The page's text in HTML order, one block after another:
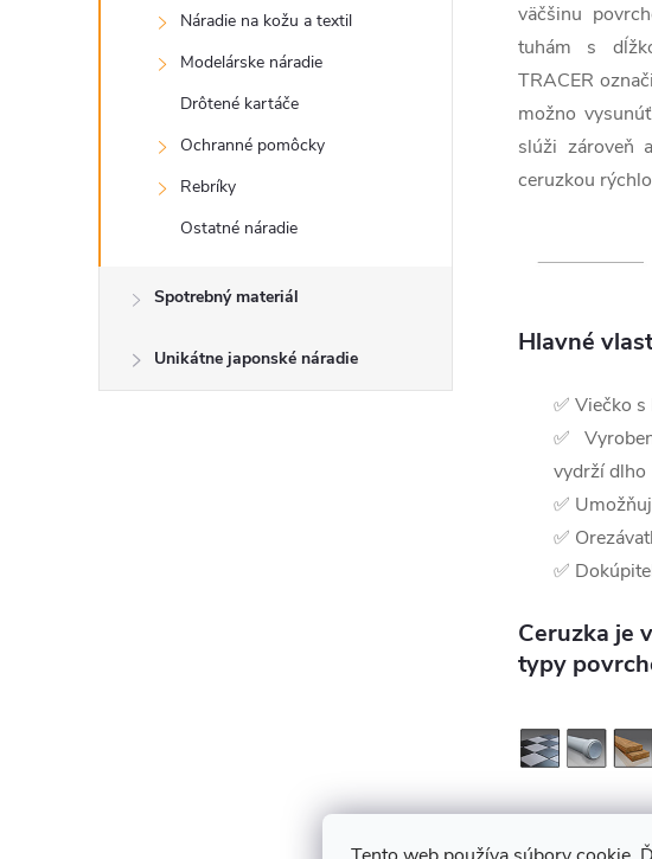
Náradie na kožu a textil
Modelárske náradie
Drôtené kartáče
Ochranné pomôcky
Rebríky
Ostatné náradie
Spotrebný materiál
Unikátne japonské náradie
väčšinu
tuhám s
TRACER
možno
slúži zároveň
ceruzkou
Hlavné
✅ Viečko
✅
vydrží dlho
✅
✅
✅
Ceruzka je
typy